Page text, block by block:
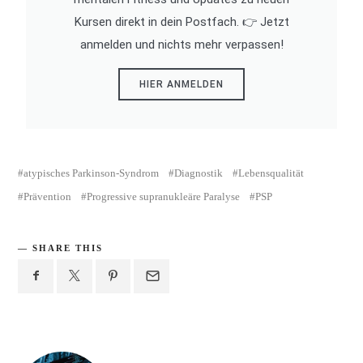
Kursen direkt in dein Postfach. 👉 Jetzt
anmelden und nichts mehr verpassen!
HIER ANMELDEN
atypisches Parkinson-Syndrom Diagnostik
Lebensqualität
Prävention
Progressive supranukleäre Paralyse PSP
SHARE THIS